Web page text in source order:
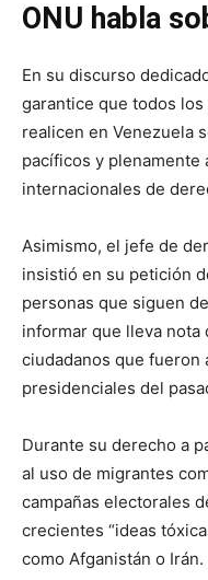
ONU habla
En su discurso
garantice que todos
realicen en Venezuela
pacíficos y plenamente
internacionales de
Asimismo, el jefe de
insistió en su petición
personas que siguen
informar que lleva nota
ciudadanos que fueron
presidenciales del
Durante su derecho a
al uso de migrantes
campañas electorales
crecientes “ideas
como Afganistán o Irán.